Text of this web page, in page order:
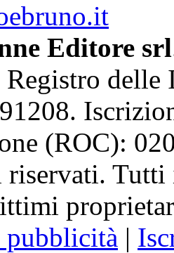
Editore srl
delle
(ROC):
Tutti
pubblicità |